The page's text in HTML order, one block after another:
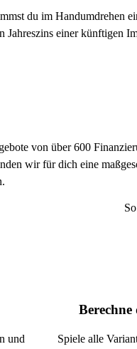
du im Handumdrehen
Jahreszins einer künftigen
von über 600
wir für dich eine
und
Spiele alle